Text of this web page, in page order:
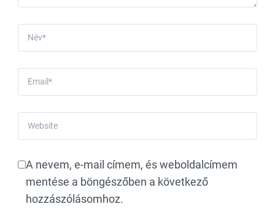
Név*
Email *
Website
A nevem, e-mail címem, és weboldalcímem
mentése a böngészőben a következő
hozzászólásomhoz.